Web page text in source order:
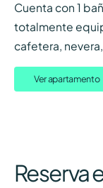
Cuenta con 1
totalmente
cafetera,
Ver apartamento
Reserva